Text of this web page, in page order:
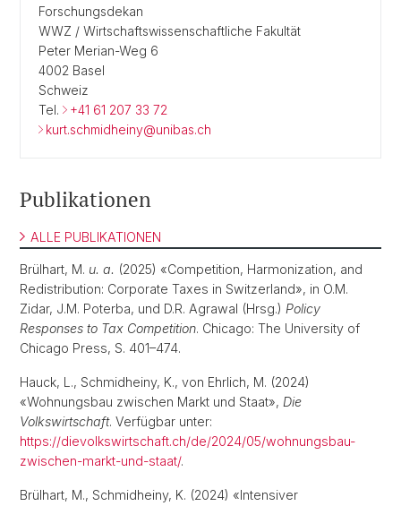
Forschungsdekan
WWZ / Wirtschaftswissenschaftliche Fakultät
Peter Merian-Weg 6
4002 Basel
Schweiz
Tel.
+41 61 207 33 72
kurt.schmidheiny@unibas.ch
Publikationen
ALLE PUBLIKATIONEN
Brülhart, M. u. a. (2025) «Competition, Harmonization, and
Redistribution: Corporate Taxes in Switzerland», in O.M.
Zidar, J.M. Poterba, und D.R. Agrawal (Hrsg.) Policy
Responses to Tax Competition. Chicago: The University of
Chicago Press, S. 401–474.
Hauck, L., Schmidheiny, K., von Ehrlich, M. (2024)
«Wohnungsbau zwischen Markt und Staat», Die
Volkswirtschaft. Verfügbar unter:
https://dievolkswirtschaft.ch/de/2024/05/wohnungsbau-
zwischen-markt-und-staat/.
Brülhart, M., Schmidheiny, K. (2024) «Intensiver